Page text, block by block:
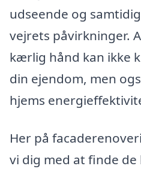
udseende og
vejrets påvirkninger.
kærlig hånd kan ikke
din ejendom, men
hjems
Her på
vi dig med at finde de